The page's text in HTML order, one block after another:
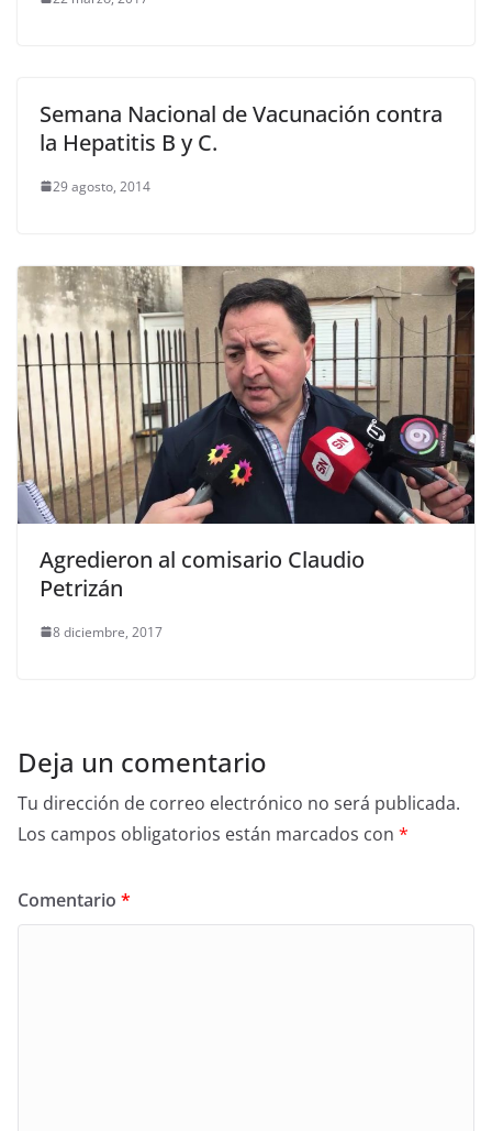
Semana Nacional de Vacunación contra
la Hepatitis B y C.
29 agosto, 2014
Agredieron al comisario Claudio
Petrizán
8 diciembre, 2017
Deja un comentario
Tu dirección de correo electrónico no será publicada.
Los campos obligatorios están marcados con *
Comentario *